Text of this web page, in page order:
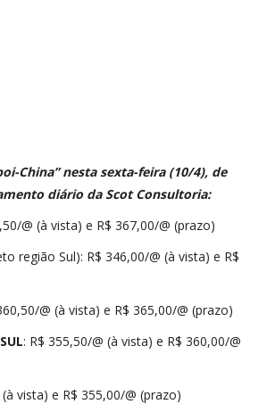
China” nesta sexta-feira (10/4), de
diário da Scot Consultoria:
@ (à vista) e R$ 367,00/@ (prazo)
região Sul): R$ 346,00/@ (à vista) e R$
@ (à vista) e R$ 365,00/@ (prazo)
: R$ 355,50/@ (à vista) e R$ 360,00/@
vista) e R$ 355,00/@ (prazo)